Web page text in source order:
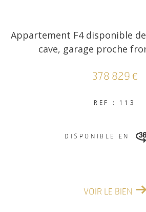
Appartement F4 disponible
cave, garage proche
378 829 €
REF : 113
DISPONIBLE EN
VOIR LE BIEN